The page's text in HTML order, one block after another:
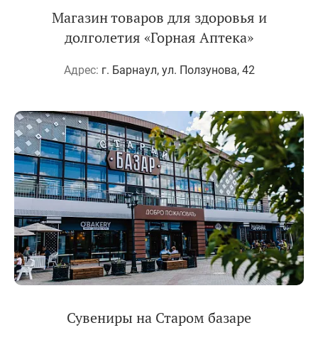
Магазин товаров для здоровья и
долголетия «Горная Аптека»
Адрес: г. Барнаул, ул. Ползунова, 42
Сувениры на Старом базаре